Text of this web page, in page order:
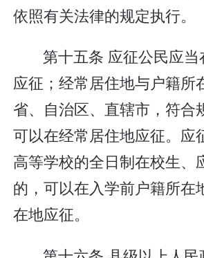
依照有关法律的规定执行。
第十五条 应征公民应
应征；经常居住地与户籍所
省、自治区、直辖市，符合
可以在经常居住地应征。应
高等学校的全日制在校生、
的，可以在入学前户籍所在
在地应征。